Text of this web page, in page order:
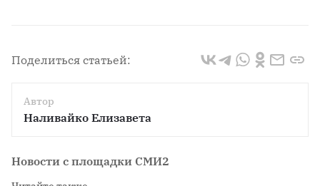
Поделиться статьей:
Автор
Наливайко Елизавета
Новости с площадки СМИ2